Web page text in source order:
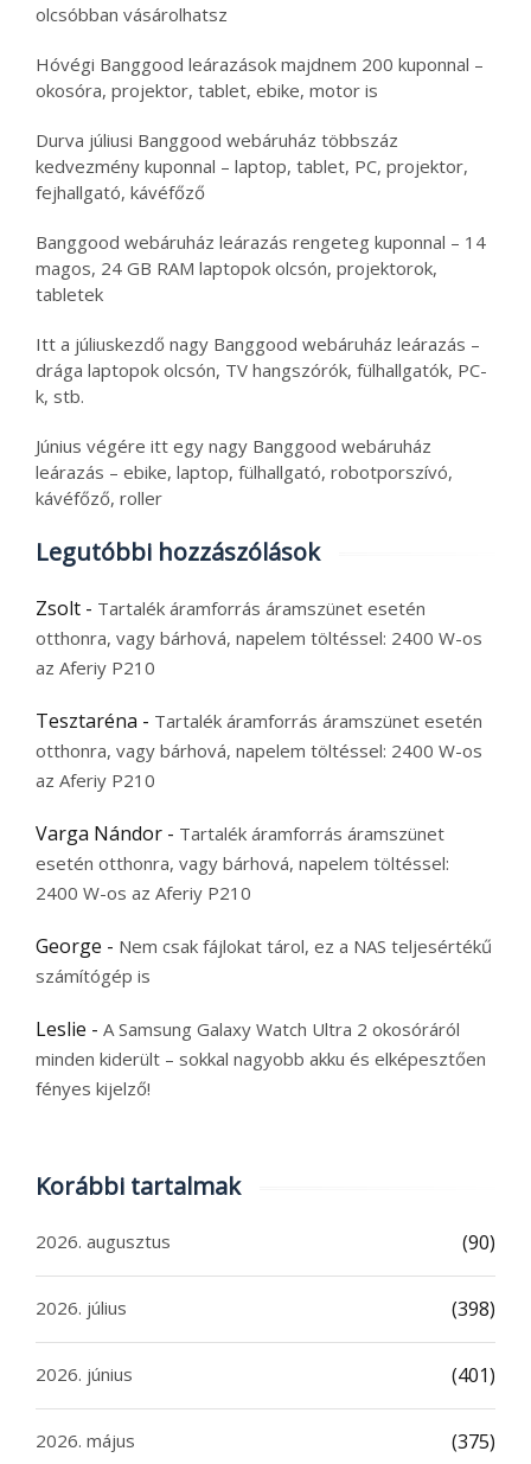
olcsóbban vásárolhatsz
Hóvégi Banggood leárazások majdnem 200 kuponnal –
okosóra, projektor, tablet, ebike, motor is
Durva júliusi Banggood webáruház többszáz
kedvezmény kuponnal – laptop, tablet, PC, projektor,
fejhallgató, kávéfőző
Banggood webáruház leárazás rengeteg kuponnal – 14
magos, 24 GB RAM laptopok olcsón, projektorok,
tabletek
Itt a júliuskezdő nagy Banggood webáruház leárazás –
drága laptopok olcsón, TV hangszórók, fülhallgatók, PC-
k, stb.
Június végére itt egy nagy Banggood webáruház
leárazás – ebike, laptop, fülhallgató, robotporszívó,
kávéfőző, roller
Legutóbbi hozzászólások
Zsolt - Tartalék áramforrás áramszünet esetén
otthonra, vagy bárhová, napelem töltéssel: 2400 W-os
az Aferiy P210
Tesztaréna - Tartalék áramforrás áramszünet esetén
otthonra, vagy bárhová, napelem töltéssel: 2400 W-os
az Aferiy P210
Varga Nándor - Tartalék áramforrás áramszünet
esetén otthonra, vagy bárhová, napelem töltéssel:
2400 W-os az Aferiy P210
George - Nem csak fájlokat tárol, ez a NAS teljesértékű
számítógép is
Leslie - A Samsung Galaxy Watch Ultra 2 okosóráról
minden kiderült – sokkal nagyobb akku és elképesztően
fényes kijelző!
Korábbi tartalmak
2026. augusztus (90)
2026. július (398)
2026. június (401)
2026. május (375)